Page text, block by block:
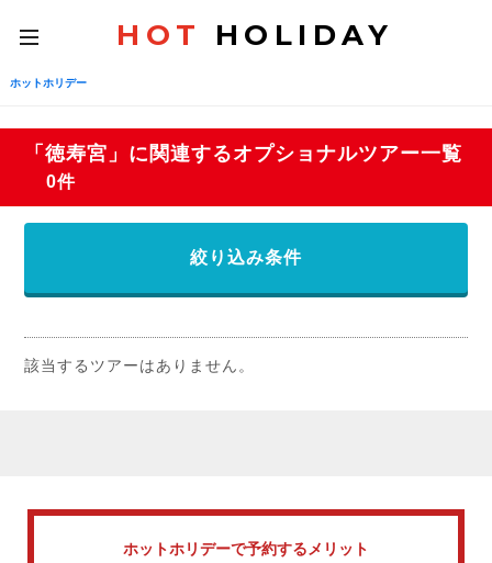
toggle
navigation
HOT HOLIDAY
ホットホリデー
「徳寿宮」に関連するオプショナルツアー一覧
0件
絞り込み条件
該当するツアーはありません。
ホットホリデーで予約するメリット